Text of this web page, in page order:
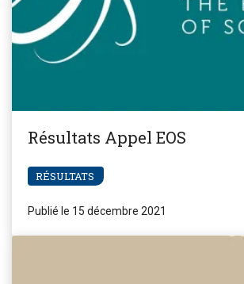
Résultats Appel EOS
RÉSULTATS
Publié le 15 décembre 2021